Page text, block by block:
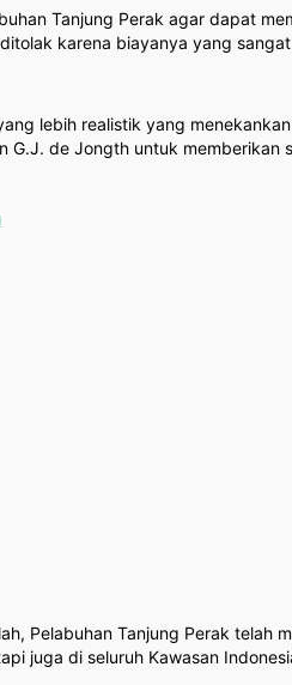
Tanjung Perak agar dapat
karena biayanya yang
lebih realistik yang
de Jongth untuk
Pelabuhan Tanjung Perak
juga di seluruh Kawasan